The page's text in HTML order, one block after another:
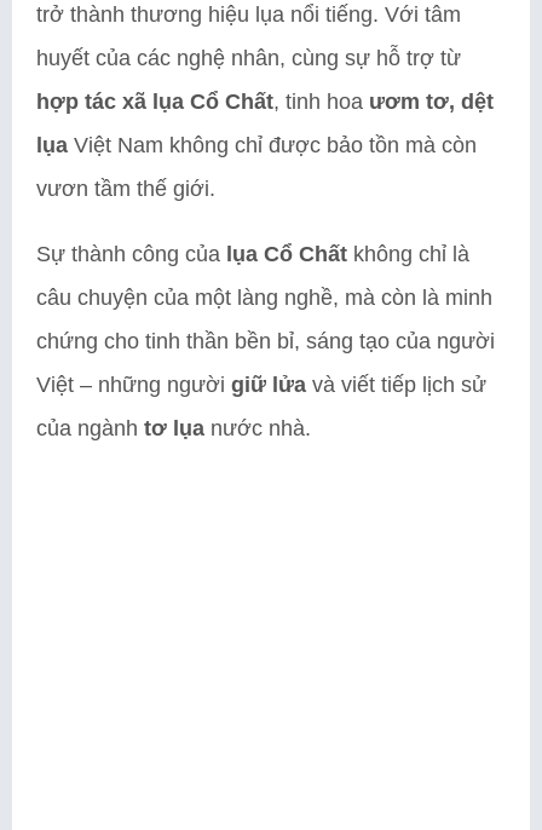
trở thành thương hiệu lụa nổi tiếng. Với tâm
huyết của các nghệ nhân, cùng sự hỗ trợ từ
hợp tác xã lụa Cổ Chất, tinh hoa ươm tơ, dệt
lụa Việt Nam không chỉ được bảo tồn mà còn
vươn tầm thế giới.
Sự thành công của lụa Cổ Chất không chỉ là
câu chuyện của một làng nghề, mà còn là minh
chứng cho tinh thần bền bỉ, sáng tạo của người
Việt – những người giữ lửa và viết tiếp lịch sử
của ngành tơ lụa nước nhà.